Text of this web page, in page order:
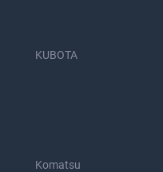
KUBOTA
Komatsu